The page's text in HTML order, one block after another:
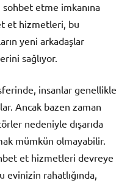
sohbet etme imkanına
et hizmetleri, bu
yeni arkadaşlar
sağlıyor.
insanlar genellikle
Ancak bazen zaman
nedeniyle dışarıda
mümkün olmayabilir.
et hizmetleri devreye
rahatlığında,